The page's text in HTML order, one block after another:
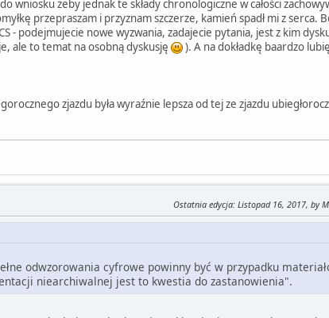
wniosku żeby jednak te składy chronologiczne w całości
przepraszam i przyznam szczerze, kamień spadł mi z serca.
- podejmujecie nowe wyzwania, zadajecie pytania, jest z kim
ale to temat na osobną dyskusję
). A na dokładkę baardzo
zjazdu była wyraźnie lepsza od tej ze zjazdu
Ostatnia edycja: Listopad 16, 2017, by
odwzorowania cyfrowe powinny być w przypadku
niearchiwalnej jest to kwestia do zastanowienia".